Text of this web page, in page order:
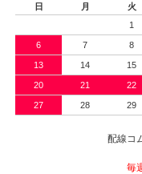
日
月 火
1
6 7 8
13 14 15
20 21 22
27 28 29
配線コ
毎